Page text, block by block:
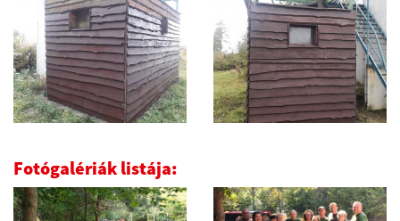
Fotógalériák listája: